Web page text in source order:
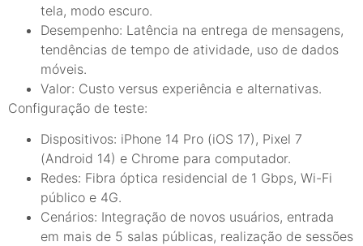
tela, modo escuro.
Desempenho: Latência na entrega de mensagens,
tendências de tempo de atividade, uso de dados
móveis.
Valor: Custo versus experiência e alternativas.
Configuração de teste:
Dispositivos: iPhone 14 Pro (iOS 17), Pixel 7
(Android 14) e Chrome para computador.
Redes: Fibra óptica residencial de 1 Gbps, Wi-Fi
público e 4G.
Cenários: Integração de novos usuários, entrada
em mais de 5 salas públicas, realização de sessões